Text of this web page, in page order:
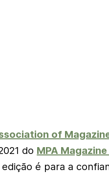
of
do MPA
é para a